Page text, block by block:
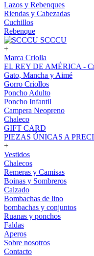
Lazos y Rebenques
Riendas y Cabezadas
Cuchillos
Rebenque
SCCCU
+
Marca Criolla
EL REY DE AMÉRICA -
Gato, Mancha y Aimé
Gorro Criollos
Poncho Adulto
Poncho Infantil
Campera Neopreno
Chaleco
GIFT CARD
PIEZAS ÚNICAS A
+
Vestidos
Chalecos
Remeras y Camisas
Boinas y Sombreros
Calzado
Bombachas de lino
bombachas y conjuntos
Ruanas y ponchos
Faldas
Aperos
Sobre nosotros
Contacto